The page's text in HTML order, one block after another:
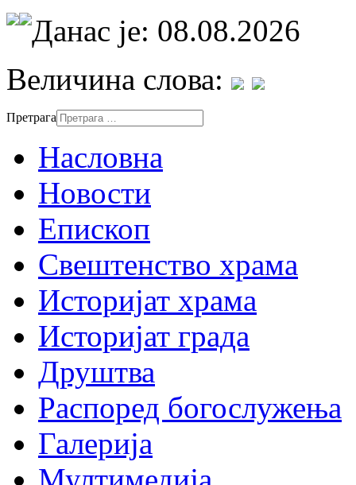
Данас је: 08.08.2026
Величина слова:
Претрага
Насловна
Новости
Епископ
Свештенство храма
Историјат храма
Историјат града
Друштва
Распоред богослужења
Галерија